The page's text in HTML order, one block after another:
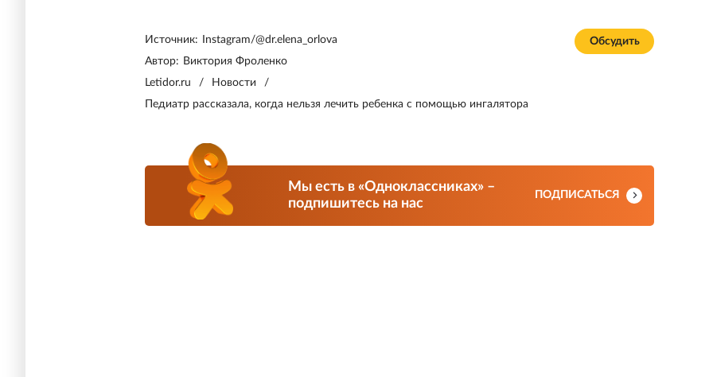
Обсудить
Источник:
Instagram/@dr.elena_orlova
Автор: Виктория Фроленко
Letidor.ru
/ Новости
/
Педиатр рассказала, когда нельзя лечить ребенка с помощью ингалятора
Мы есть в «Одноклассниках» –
подпишитесь на нас
ПОДПИСАТЬСЯ